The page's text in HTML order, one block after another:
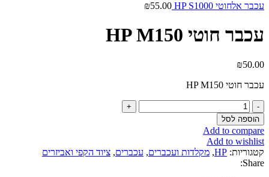
עכבר אלחוטי HP S1000 ₪55.00
עכבר חוטי HP M150
₪50.00
עכבר חוטי HP M150
כמות
של
עכבר
חוטי
HP
M150
הוספה לסל
Add to compare
Add to wishlist
קטגוריות: HP
, מקלדות ועכברים, עכברים, ציוד הקפי ואביזרים
Share: